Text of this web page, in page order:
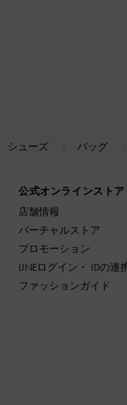
シューズ バッグ
公式オンラインストア
店舗情報
バーチャルストア
プロモーション
LINEログイン・ IDの連
ファッションガイド